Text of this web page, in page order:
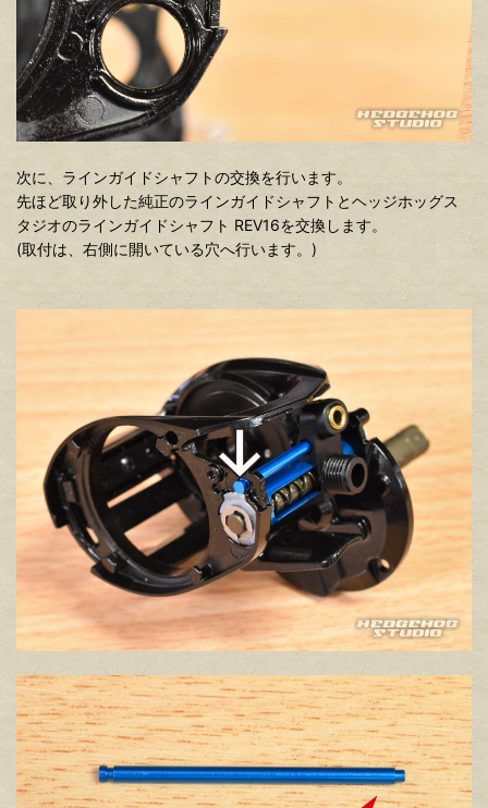
次に、ラインガイドシャフトの交換を行います。
先ほど取り外した純正のラインガイドシャフトとヘッジホッグス
タジオのラインガイドシャフト REV16を交換します。
(取付は、右側に開いている穴へ行います。)